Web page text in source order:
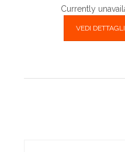
Currently
VEDI DETTAGLI